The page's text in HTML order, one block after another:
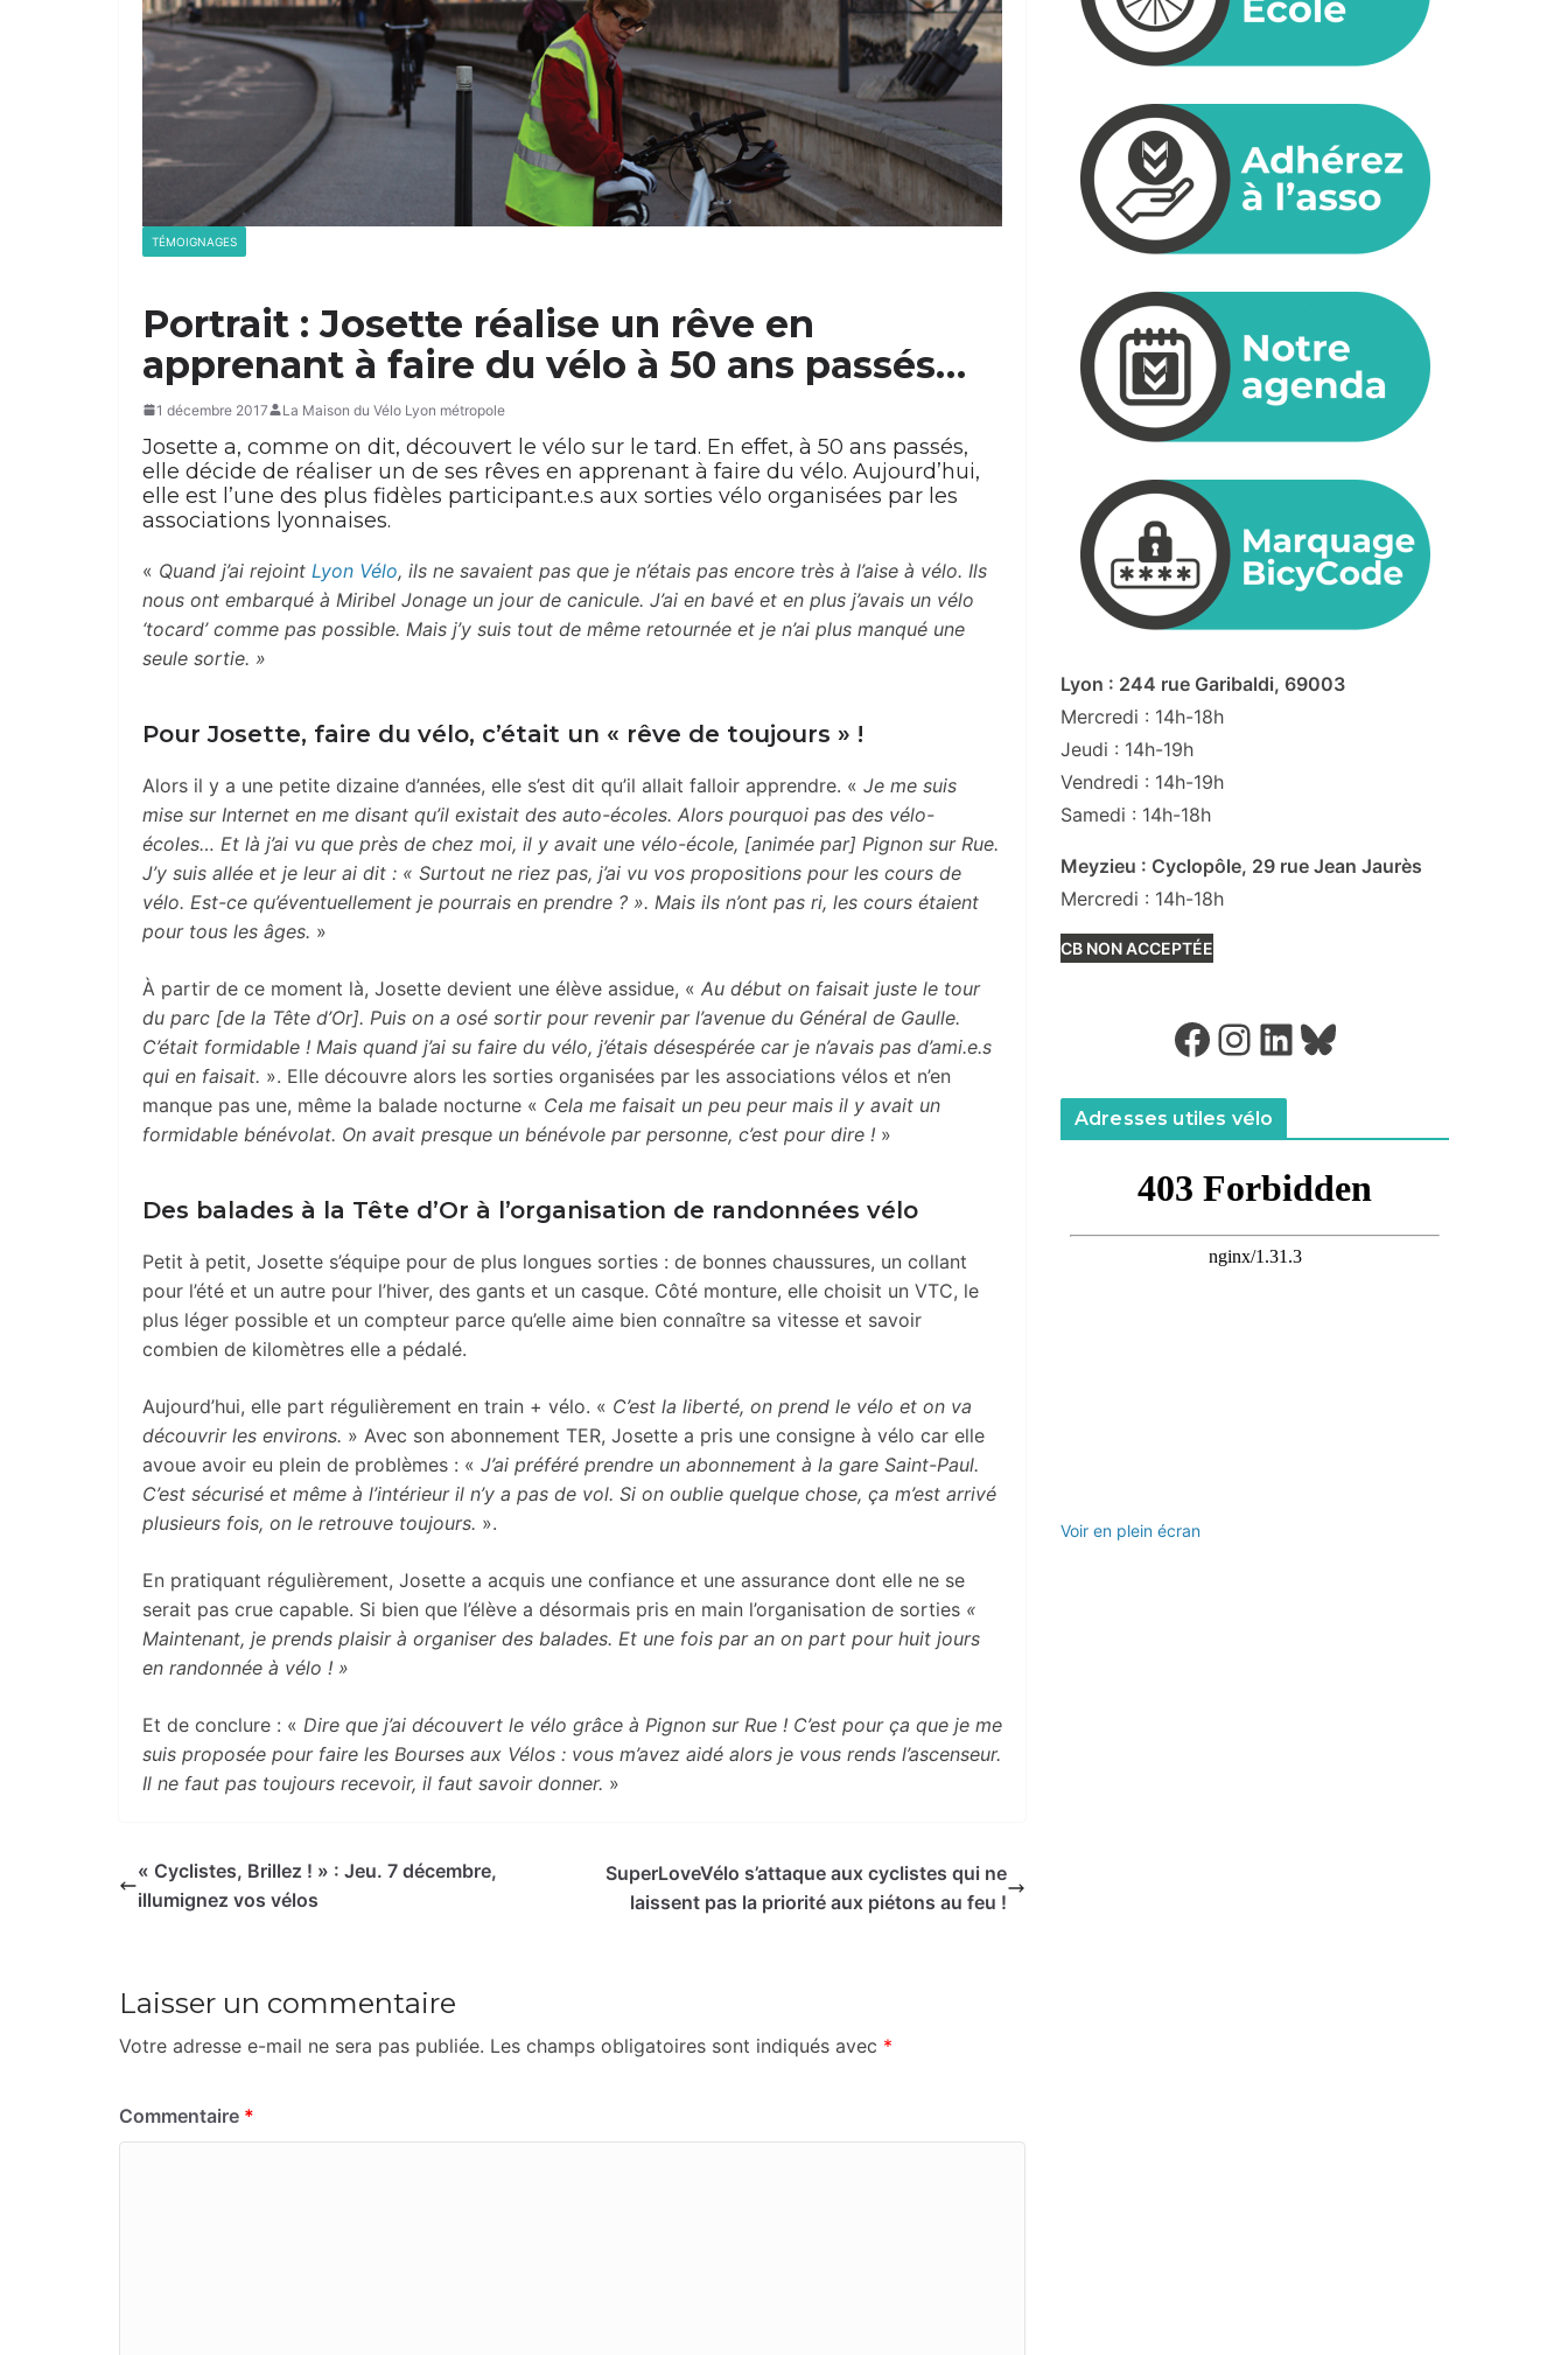
TÉMOIGNAGES
Portrait : Josette réalise un rêve en
apprenant à faire du vélo à 50 ans passés…
1 décembre 2017 La Maison du Vélo Lyon métropole
Josette a, comme on dit, découvert le vélo sur le tard. En effet, à 50 ans passés,
elle décide de réaliser un de ses rêves en apprenant à faire du vélo. Aujourd’hui,
elle est l’une des plus fidèles participant.e.s aux sorties vélo organisées par les
associations lyonnaises.
« Quand j’ai rejoint Lyon Vélo, ils ne savaient pas que je n’étais pas encore très à l’aise à vélo. Ils
nous ont embarqué à Miribel Jonage un jour de canicule. J’ai en bavé et en plus j’avais un vélo
‘tocard’ comme pas possible. Mais j’y suis tout de même retournée et je n’ai plus manqué une
seule sortie. »
Pour Josette, faire du vélo, c’était un « rêve de toujours » !
Alors il y a une petite dizaine d’années, elle s’est dit qu’il allait falloir apprendre. « Je me suis
mise sur Internet en me disant qu’il existait des auto-écoles. Alors pourquoi pas des vélo-
écoles… Et là j’ai vu que près de chez moi, il y avait une vélo-école, [animée par] Pignon sur Rue.
J’y suis allée et je leur ai dit : « Surtout ne riez pas, j’ai vu vos propositions pour les cours de
vélo. Est-ce qu’éventuellement je pourrais en prendre ? ». Mais ils n’ont pas ri, les cours étaient
pour tous les âges. »
À partir de ce moment là, Josette devient une élève assidue, « Au début on faisait juste le tour
du parc [de la Tête d’Or]. Puis on a osé sortir pour revenir par l’avenue du Général de Gaulle.
C’était formidable ! Mais quand j’ai su faire du vélo, j’étais désespérée car je n’avais pas d’ami.e.s
qui en faisait. ». Elle découvre alors les sorties organisées par les associations vélos et n’en
manque pas une, même la balade nocturne « Cela me faisait un peu peur mais il y avait un
formidable bénévolat. On avait presque un bénévole par personne, c’est pour dire ! »
Des balades à la Tête d’Or à l’organisation de randonnées vélo
Petit à petit, Josette s’équipe pour de plus longues sorties : de bonnes chaussures, un collant
pour l’été et un autre pour l’hiver, des gants et un casque. Côté monture, elle choisit un VTC, le
plus léger possible et un compteur parce qu’elle aime bien connaître sa vitesse et savoir
combien de kilomètres elle a pédalé.
Aujourd’hui, elle part régulièrement en train + vélo. « C’est la liberté, on prend le vélo et on va
découvrir les environs. » Avec son abonnement TER, Josette a pris une consigne à vélo car elle
avoue avoir eu plein de problèmes : « J’ai préféré prendre un abonnement à la gare Saint-Paul.
C’est sécurisé et même à l’intérieur il n’y a pas de vol. Si on oublie quelque chose, ça m’est arrivé
plusieurs fois, on le retrouve toujours. ».
En pratiquant régulièrement, Josette a acquis une confiance et une assurance dont elle ne se
serait pas crue capable. Si bien que l’élève a désormais pris en main l’organisation de sorties «
Maintenant, je prends plaisir à organiser des balades. Et une fois par an on part pour huit jours
en randonnée à vélo ! »
Et de conclure : « Dire que j’ai découvert le vélo grâce à Pignon sur Rue ! C’est pour ça que je me
suis proposée pour faire les Bourses aux Vélos : vous m’avez aidé alors je vous rends l’ascenseur.
Il ne faut pas toujours recevoir, il faut savoir donner. »
« Cyclistes, Brillez ! » : Jeu. 7 décembre,
illumignez vos vélos
SuperLoveVélo s’attaque aux cyclistes qui ne
laissent pas la priorité aux piétons au feu !
Laisser un commentaire
Votre adresse e-mail ne sera pas publiée. Les champs obligatoires sont indiqués avec *
Commentaire *
Lyon : 244 rue Garibaldi, 69003
Mercredi : 14h-18h
Jeudi : 14h-19h
Vendredi : 14h-19h
Samedi : 14h-18h
Meyzieu : Cyclopôle, 29 rue Jean Jaurès
Mercredi : 14h-18h
CB NON ACCEPTÉE
Facebook Instagram LinkedIn Bluesky
Adresses utiles vélo
Voir en plein écran